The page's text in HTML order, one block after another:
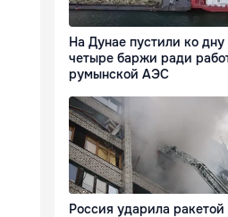
На Дунае пустили ко дну
четыре баржи ради
румынской АЭС
Россия ударила ракетой